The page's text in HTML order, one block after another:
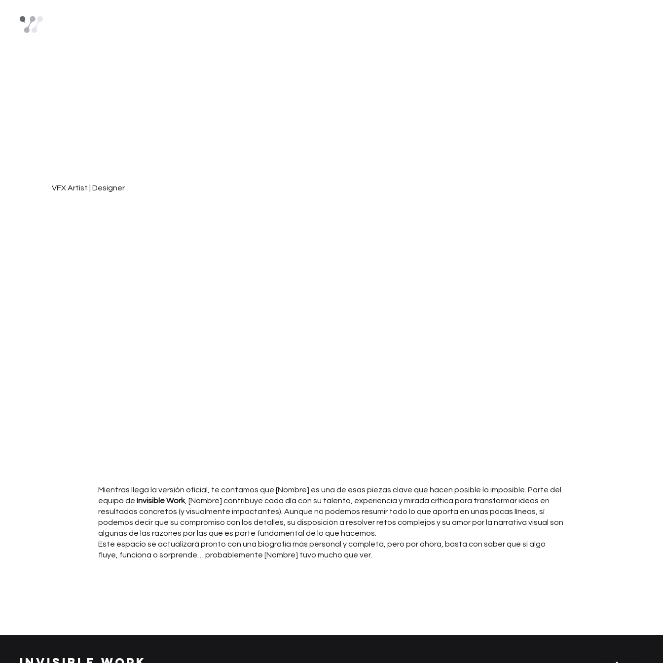
VFX Artist | Designer
Mientras llega la versión oficial, te contamos que [Nombre] es una de esas piezas clave que hacen posible lo imposible. Parte del
equipo de Invisible Work, [Nombre] contribuye cada día con su talento, experiencia y mirada crítica para transformar ideas en
resultados concretos (y visualmente impactantes). Aunque no podemos resumir todo lo que aporta en unas pocas líneas, sí
podemos decir que su compromiso con los detalles, su disposición a resolver retos complejos y su amor por la narrativa visual son
algunas de las razones por las que es parte fundamental de lo que hacemos.
Este espacio se actualizará pronto con una biografía más personal y completa, pero por ahora, basta con saber que si algo
fluye, funciona o sorprende… probablemente [Nombre] tuvo mucho que ver.